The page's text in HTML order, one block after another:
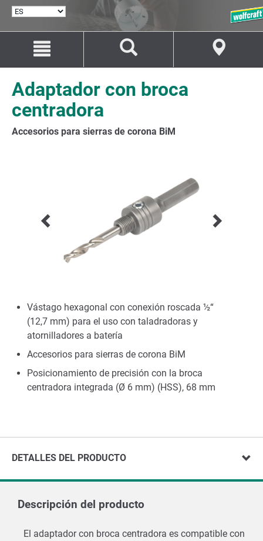
SELECCIONAR
contenido
la
navegación
Adaptador con broca
centradora
Accesorios para sierras de corona BiM
Vástago hexagonal con conexión roscada ½“
(12,7 mm) para el uso con taladradoras y
atornilladores a batería
Accesorios para sierras de corona BiM
Posicionamiento de precisión con la broca
centradora integrada (Ø 6 mm) (HSS), 68 mm
DETALLES DEL PRODUCTO
Descripción del producto
El adaptador con broca centradora es compatible con